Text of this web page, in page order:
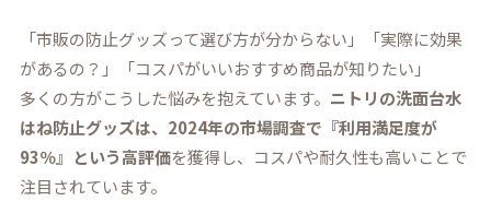
「市販の防止グッズって選び方が分からない」「実際に効果
があるの？」「コスパがいいおすすめ商品が知りたい」
多くの方がこうした悩みを抱えています。 ニトリの洗面台水
はね防止グッズは、2024年の市場調査で『利用満足度が
93％』という高評価を獲得し、コスパや耐久性も高いことで
注目されています。